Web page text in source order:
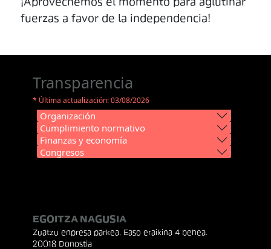
¡Aprovechemos el momento para aglutinar
fuerzas a favor de la independencia!
Transparencia
* Última actualización: 03/08/2026
Organización
Cumplimiento normativo
Finanzas y economía
Congresos
EGOITZA NAGUSIA
Zuatzu enpresa parkea, Easo eraikina 4 behea.
20018 Donostia